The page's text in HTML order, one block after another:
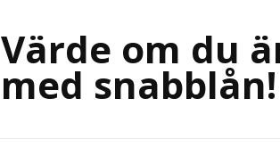
Värde om du
med snabblån!